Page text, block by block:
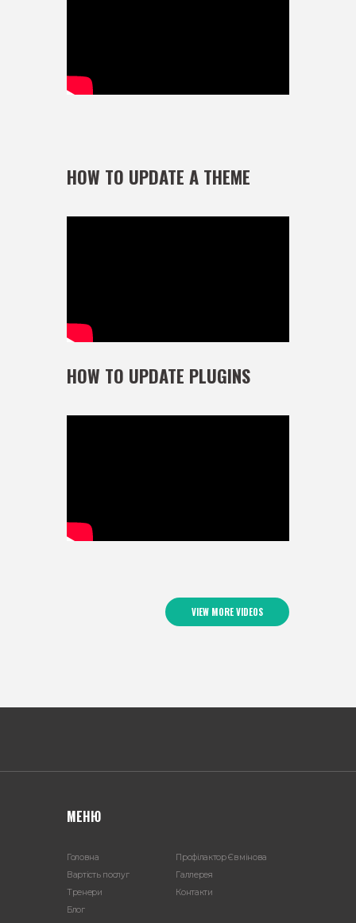
HOW TO UPDATE A THEME
HOW TO UPDATE PLUGINS
VIEW MORE VIDEOS
МЕНЮ
Головна
Профілактор Євмінова
Вартість послуг
Галлерея
Тренери
Контакти
Блог